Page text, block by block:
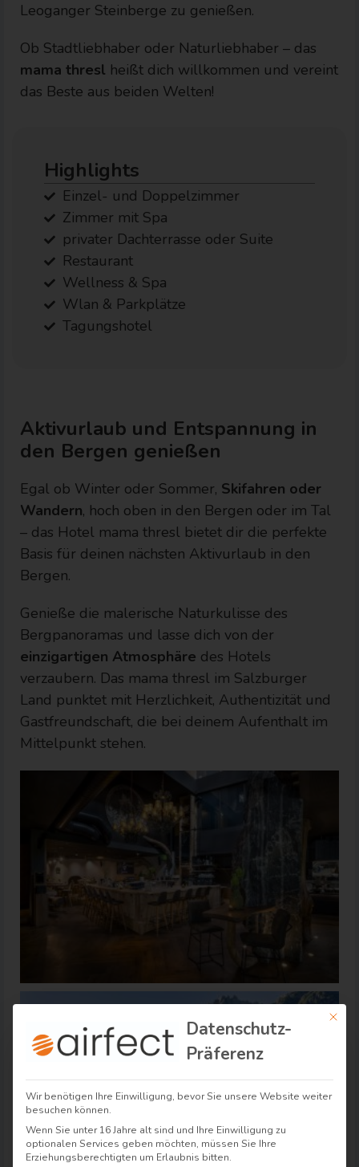
Leoganger Steinberge zu genießen.
Ob Stadtliebhaber oder Naturliebhaber – das
mama thresl heißt dich willkommen und vereint
das Beste aus beiden Welten!
Highlights
Einzel- und Doppelzimmer
Zimmer mit Spa
privater Dachterrasse oder Suite
Restaurant
Wellness & Spa
Wlan & Parkplätze
Tagungshotel
Aktivurlaub und Entspannung in
den Bergen genießen
Egal ob Winter oder Sommer, Skifahren oder
Wandern, hoch oben in den Bergen oder im Tal
– das Hotel mama thresl bietet dir die perfekte
Basis für deinen nächsten Aktivurlaub in den
Bergen.
Genieße die malerische Naturkulisse des
Bergpanoramas und lasse dich von der
einzigartigen Atmosphäre des Hotels
verzaubern. Das mama thresl im Salzburger
Land punktet mit Herzlichkeit, Authentizität und
Gastfreundschaft, die bei deinem Aufenthalt im
Mittelpunkt stehen.
Mit
Datenschutz-
Präferenz
Wir benötigen Ihre Einwilligung, bevor Sie unsere Website weiter
besuchen können.
Wenn Sie unter 16 Jahre alt sind und Ihre Einwilligung zu
optionalen Services geben möchten, müssen Sie Ihre
Erziehungsberechtigten um Erlaubnis bitten.